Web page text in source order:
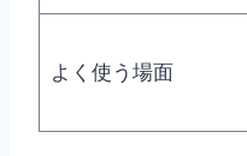
よく使う場面